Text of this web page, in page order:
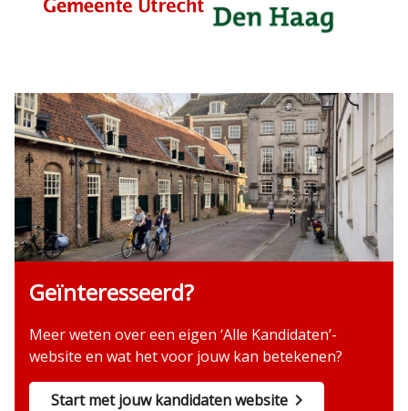
Geïnteresseerd?
Meer weten over een eigen ‘Alle Kandidaten’-
website en wat het voor jouw kan betekenen?
Start met jouw kandidaten website